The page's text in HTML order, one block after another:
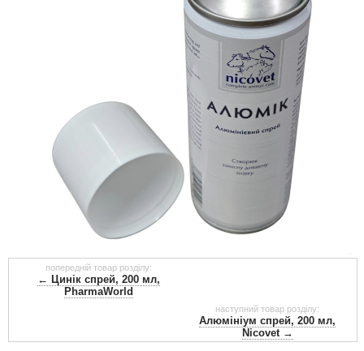
попередній товар розділу:
← Цинік спрей, 200 мл,
PharmaWorld
наступний товар розділу:
Алюмініум спрей, 200 мл,
Nicovet →